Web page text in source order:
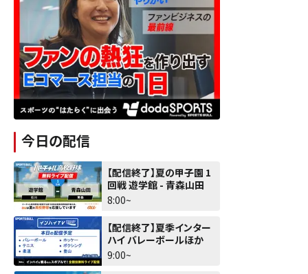
今日の配信
【配信終了】夏の甲子園 1
回戦 遊学館 - 青森山田
8:00~
【配信終了】夏季インター
ハイ バレーボールほか
9:00~